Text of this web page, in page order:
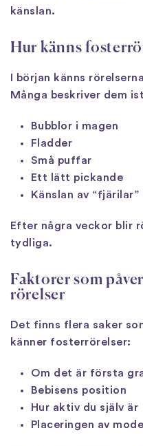
känslan.
Hur känns
I början känns
Många beskriver dem
Bubblor i magen
Fladder
Små puffar
Ett lätt pickande
Känslan av “fjärilar”
Efter några veckor blir
tydliga.
Faktorer som
rörelser
Det finns flera saker
känner fosterrörelser:
Om det är första
Bebisens position
Hur aktiv du själv är
Placeringen av